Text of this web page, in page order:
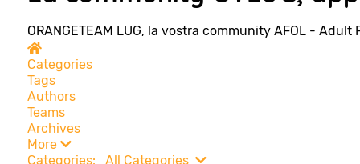
ORANGETEAM LUG, la vostra community AFOL - Adult
Home
Categories
Tags
Authors
Teams
Archives
More
Categories:
All Categories Search...